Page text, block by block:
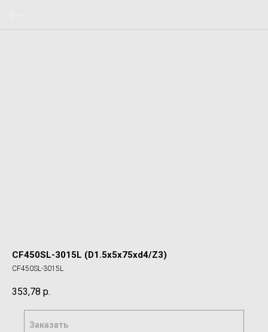
CF450SL-3015L (D1.5x5x75xd4/Z3)
CF450SL-3015L
353,78 р.
Заказать